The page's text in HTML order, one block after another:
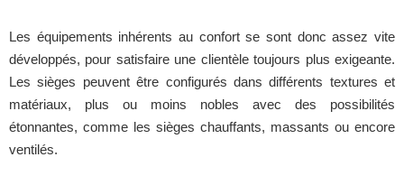
Les équipements inhérents au confort se sont donc assez vite
développés, pour satisfaire une clientèle toujours plus exigeante.
Les sièges peuvent être configurés dans différents textures et
matériaux, plus ou moins nobles avec des possibilités
étonnantes, comme les sièges chauffants, massants ou encore
ventilés.